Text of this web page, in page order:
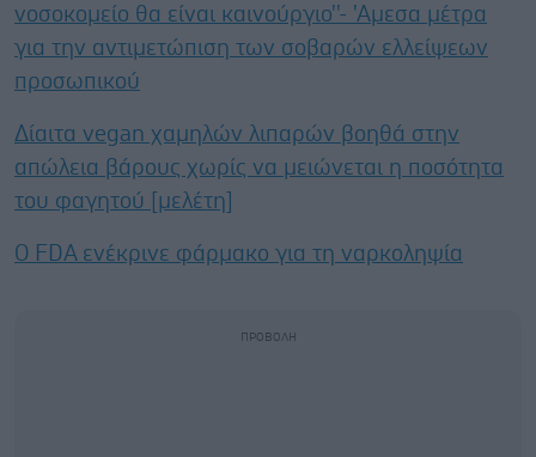
νοσοκομείο θα είναι καινούργιο''- 'Αμεσα μέτρα
για την αντιμετώπιση των σοβαρών ελλείψεων
προσωπικού
Δίαιτα vegan χαμηλών λιπαρών βοηθά στην
απώλεια βάρους χωρίς να μειώνεται η ποσότητα
του φαγητού [μελέτη]
Ο FDA ενέκρινε φάρμακο για τη ναρκοληψία